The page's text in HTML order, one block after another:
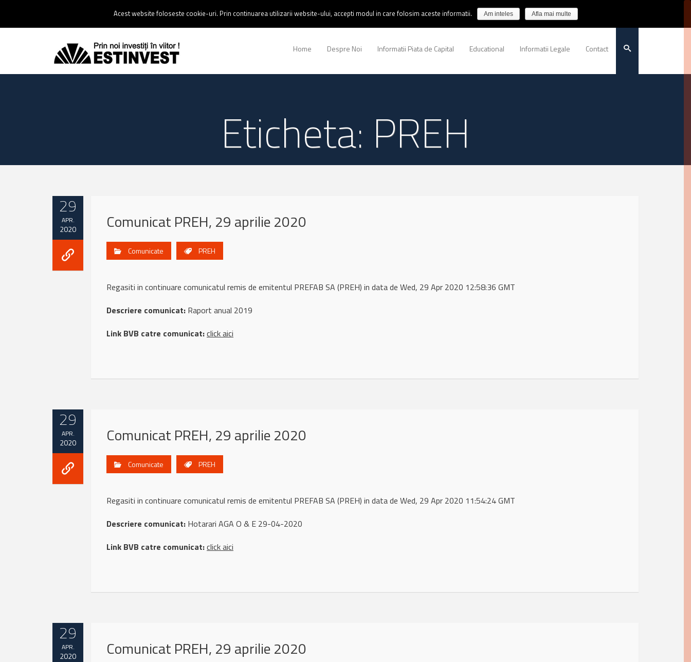
0237 238 900 |Email :contact@estinvest.ro
Home Despre Noi Informatii Piata de Capital Educational Informatii Legale Contact
Eticheta: PREH
29
APR.
2020 Comunicat PREH, 29 aprilie 2020
Comunicate PREH
Regasiti in continuare comunicatul remis de emitentul PREFAB SA (PREH) in data de Wed, 29 Apr 2020 12:58:36 GMT
Descriere comunicat: Raport anual 2019
Link BVB catre comunicat:click aici
29
APR.
2020 Comunicat PREH, 29 aprilie 2020
Comunicate PREH
Regasiti in continuare comunicatul remis de emitentul PREFAB SA (PREH) in data de Wed, 29 Apr 2020 11:54:24 GMT
Descriere comunicat: Hotarari AGA O & E 29-04-2020
Link BVB catre comunicat:click aici
29
APR.
2020 Comunicat PREH, 29 aprilie 2020
Acest website foloseste cookie-uri. Prin continuarea utilizarii website-ului, accepti modul in care folosim aceste informatii. Am inteles Afla mai multe